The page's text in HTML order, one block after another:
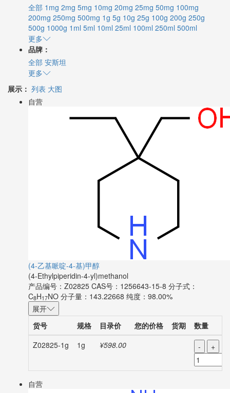
全部 1mg 2mg 5mg 10mg 20mg 25mg 50mg 100mg
200mg 250mg 500mg 1g 5g 10g 25g 100g 200g 250g
500g 1000g 1ml 5ml 10ml 25ml 100ml 250ml 500ml
更多
品牌：
全部 安斯坦
更多
展示： 列表 大图
自营
(4-乙基哌啶-4-基)甲醇
(4-Ethylpiperidin-4-yl)methanol
产品编号：Z02825 CAS号：1256643-15-8 分子式：
C8H17NO 分子量：143.22668 纯度：98.00%
展开
货号
规格 目录价 您的价格 货期
数量
Z02825-1g
1g ¥598.00 - +
自营